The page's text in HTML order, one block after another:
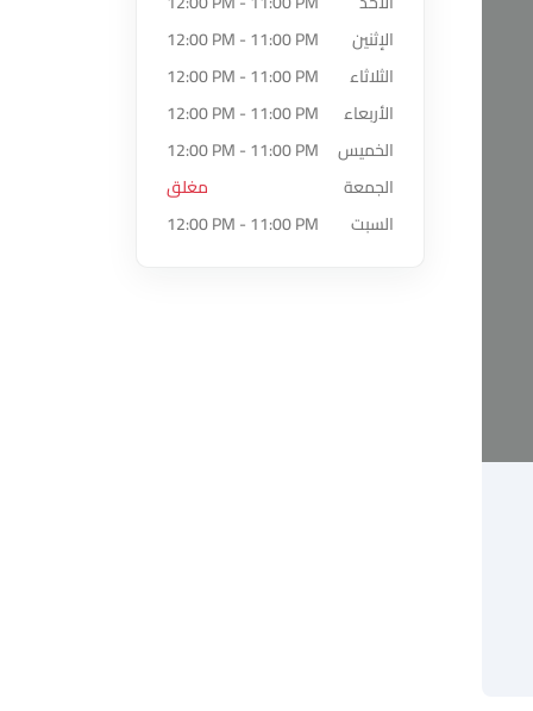
الإثنين
12:00 PM - 11:00 PM
الثلاثاء
12:00 PM - 11:00 PM
الأربعاء
12:00 PM - 11:00 PM
الخميس
12:00 PM - 11:00 PM
الجمعة
مغلق
السبت
12:00 PM - 11:00 PM